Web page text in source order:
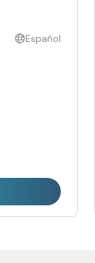
Español